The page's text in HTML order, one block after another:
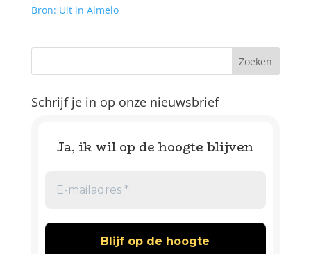
Bron: Uit in Almelo
Schrijf je in op onze nieuwsbrief
Ja, ik wil op de hoogte blijven